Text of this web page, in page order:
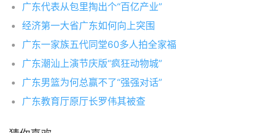
广东代表从包里掏出个“百亿产业”
经济第一大省广东如何向上突围
广东一家族五代同堂60多人拍全家福
广东潮汕上演节庆版“疯狂动物城”
广东男篮为何总赢不了“强强对话”
广东教育厅原厅长罗伟其被查